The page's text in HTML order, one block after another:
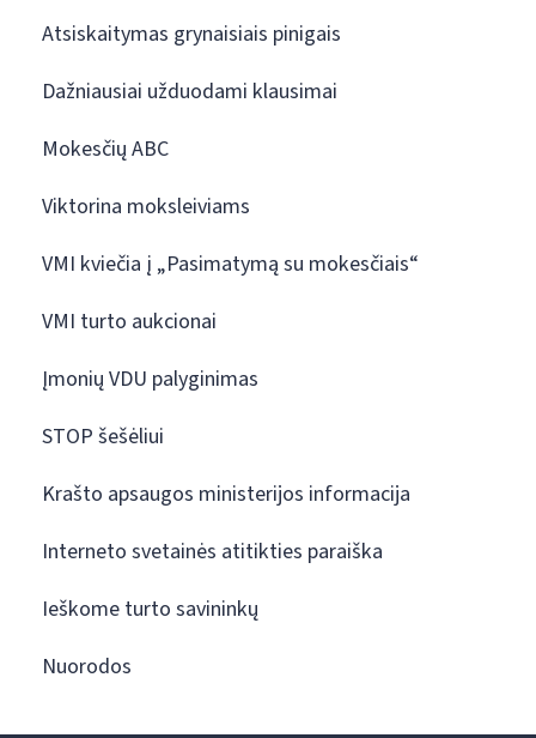
Atsiskaitymas grynaisiais pinigais
Dažniausiai užduodami klausimai
Mokesčių ABC
Viktorina moksleiviams
VMI kviečia į „Pasimatymą su mokesčiais“
VMI turto aukcionai
Įmonių VDU palyginimas
STOP šešėliui
Krašto apsaugos ministerijos informacija
Interneto svetainės atitikties paraiška
Ieškome turto savininkų
Nuorodos